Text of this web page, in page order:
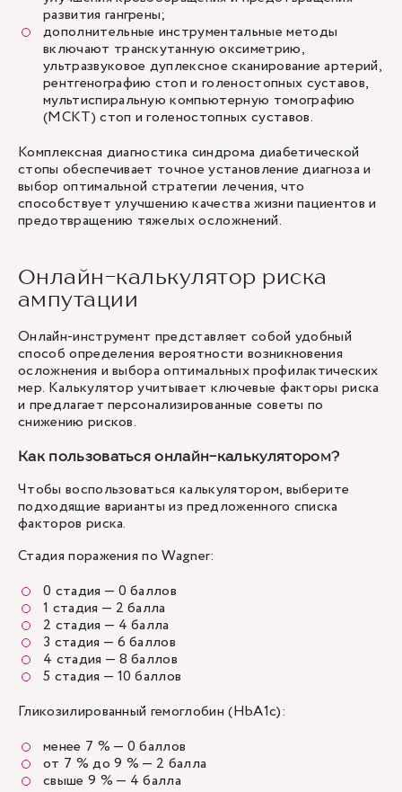
развития гангрены;
дополнительные инструментальные методы
включают транскутанную оксиметрию,
ультразвуковое дуплексное сканирование артерий,
рентгенографию стоп и голеностопных суставов,
мультиспиральную компьютерную томографию
(МСКТ) стоп и голеностопных суставов.
Комплексная диагностика синдрома диабетической
стопы обеспечивает точное установление диагноза и
выбор оптимальной стратегии лечения, что
способствует улучшению качества жизни пациентов и
предотвращению тяжелых осложнений.
Онлайн-калькулятор риска
ампутации
Онлайн-инструмент представляет собой удобный
способ определения вероятности возникновения
осложнения и выбора оптимальных профилактических
мер. Калькулятор учитывает ключевые факторы риска
и предлагает персонализированные советы по
снижению рисков.
Как пользоваться онлайн-калькулятором?
Чтобы воспользоваться калькулятором, выберите
подходящие варианты из предложенного списка
факторов риска.
Стадия поражения по Wagner:
0 стадия — 0 баллов
1 стадия — 2 балла
2 стадия — 4 балла
3 стадия — 6 баллов
4 стадия — 8 баллов
5 стадия — 10 баллов
Гликозилированный гемоглобин (HbA1c):
менее 7 % — 0 баллов
от 7 % до 9 % — 2 балла
свыше 9 % — 4 балла